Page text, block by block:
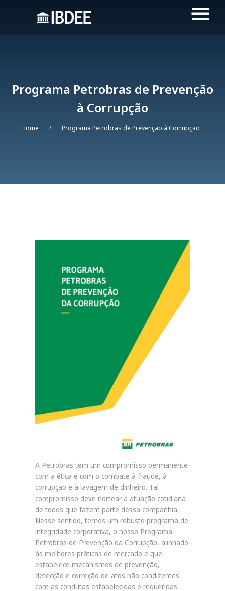
Programa Petrobras de Prevenção
à Corrupção
Home / Programa Petrobras de Prevenção à Corrupção
A Petrobras tem um compromisso permanente
com a ética e com o combate à fraude, à
corrupção e à lavagem de dinheiro. Tal
compromisso deve nortear a atuação cotidiana
de todos que fazem parte dessa companhia.
Nesse sentido, temos um robusto programa de
integridade corporativa, o nosso Programa
Petrobras de Prevenção da Corrupção, alinhado
às melhores práticas de mercado e que
estabelece mecanismos de prevenção,
detecção e correção de atos não condizentes
com as condutas estabelecidas e requeridas